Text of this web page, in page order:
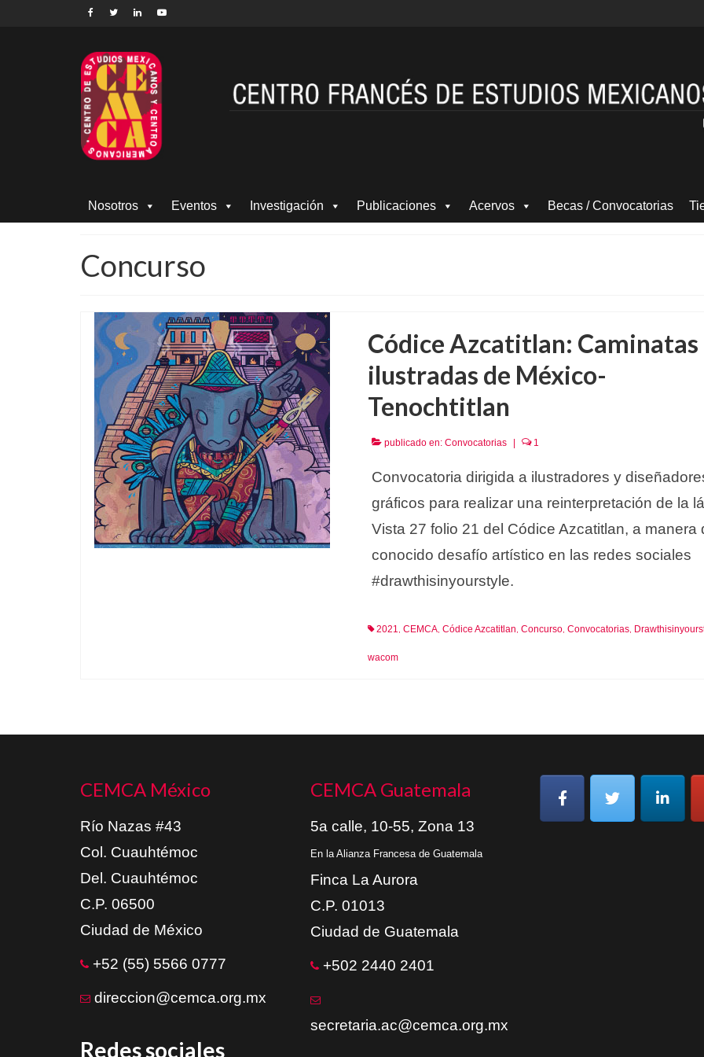
Nosotros Eventos Investigación Publicaciones Acervos Becas / Convocatorias
Concurso
Códice Azcatitlan: Caminatas
ilustradas de México-
Tenochtitlan
publicado en: Convocatorias | 1
Convocatoria dirigida a ilustradores y
gráficos para realizar una reinterpretación de la
Vista 27 folio 21 del Códice Azcatitlan, a manera
conocido desafío artístico en las redes sociales
#drawthisinyourstyle.
2021 CEMCA, Códice Azcatitlan Concurso, Convocatorias,
wacom
CEMCA México
Río Nazas #43
Col. Cuauhtémoc
Del. Cuauhtémoc
C.P. 06500
Ciudad de México
+52 (55) 5566 0777
direccion@cemca.org.mx
Redes sociales
CEMCA Guatemala
5a calle, 10-55, Zona 13
En la Alianza Francesa de Guatemala
Finca La Aurora
C.P. 01013
Ciudad de Guatemala
+502 2440 2401
secretaria.ac@cemca.org.mx